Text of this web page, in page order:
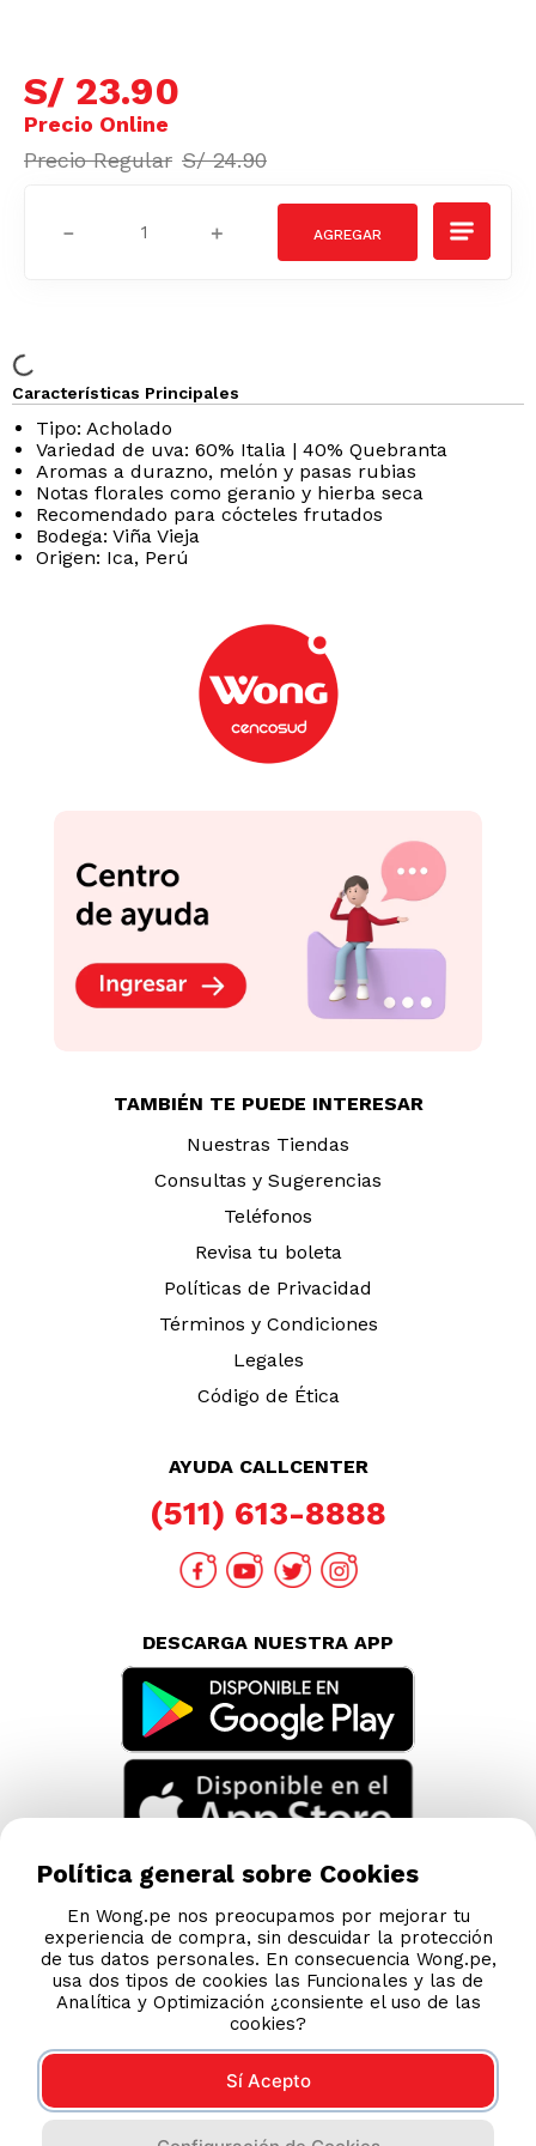
S/ 23.90
S/ 24.90
＋
－
Características Principales
Tipo: Acholado
Variedad de uva: 60% Italia | 40% Quebranta
Aromas a durazno, melón y pasas rubias
Notas florales como geranio y hierba seca
Recomendado para cócteles frutados
Bodega: Viña Vieja
Origen: Ica, Perú
TAMBIÉN TE PUEDE INTERESAR
Nuestras Tiendas
Consultas y Sugerencias
Teléfonos
Revisa tu boleta
Políticas de Privacidad
Términos y Condiciones
Legales
Código de Ética
AYUDA CALLCENTER
(511) 613-8888
DESCARGA NUESTRA APP
Política general sobre Cookies
En Wong.pe nos preocupamos por mejorar tu
experiencia de compra, sin descuidar la protección
de tus datos personales. En consecuencia Wong.pe,
usa dos tipos de cookies las Funcionales y las de
Analítica y Optimización ¿consiente el uso de las
cookies?
Sí Acepto